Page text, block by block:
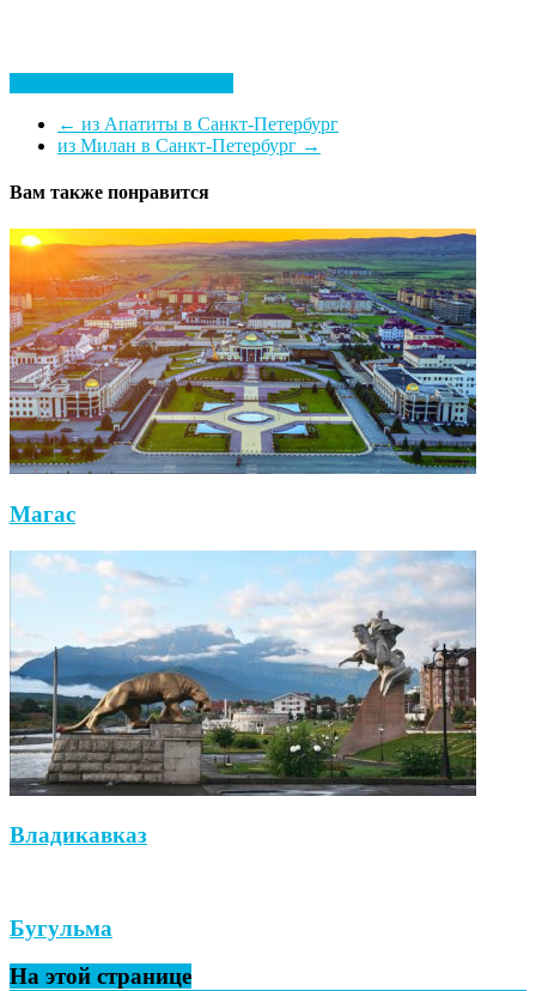
← из Апатиты в Санкт-Петербург
из Милан в Санкт-Петербург →
Вам также понравится
Магас
Владикавказ
Бугульма
На этой странице